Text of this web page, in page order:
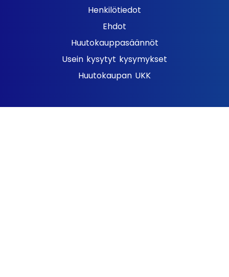
Henkilötiedot
Ehdot
Huutokauppasäännöt
Usein kysytyt kysymykset
Huutokaupan UKK